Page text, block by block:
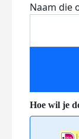
Naam die